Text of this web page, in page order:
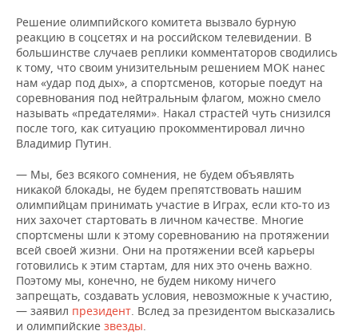
Решение олимпийского комитета вызвало бурную
реакцию в соцсетях и на российском телевидении. В
большинстве случаев реплики комментаторов сводились
к тому, что своим унизительным решением МОК нанес
нам «удар под дых», а спортсменов, которые поедут на
соревнования под нейтральным флагом, можно смело
называть «предателями». Накал страстей чуть снизился
после того, как ситуацию прокомментировал лично
Владимир Путин.
— Мы, без всякого сомнения, не будем объявлять
никакой блокады, не будем препятствовать нашим
олимпийцам принимать участие в Играх, если кто-то из
них захочет стартовать в личном качестве. Многие
спортсмены шли к этому соревнованию на протяжении
всей своей жизни. Они на протяжении всей карьеры
готовились к этим стартам, для них это очень важно.
Поэтому мы, конечно, не будем никому ничего
запрещать, создавать условия, невозможные к участию,
— заявил президент. Вслед за президентом высказались
и олимпийские звезды.